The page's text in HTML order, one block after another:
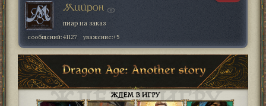
Мийрон
пиар на заказ
сообщений:41127 уважение:+5